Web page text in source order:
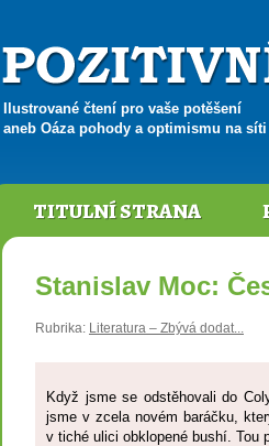
Ilustrované čtení pro vaše potěšení
aneb Oáza pohody a optimismu na síti
TITULNÍ STRANA
Stanislav Moc:
Rubrika: Literatura – Zbývá dodat...
Když jsme se odstěhovali do
jsme v zcela novém baráčku,
v tiché ulici obklopené bushí. Tou